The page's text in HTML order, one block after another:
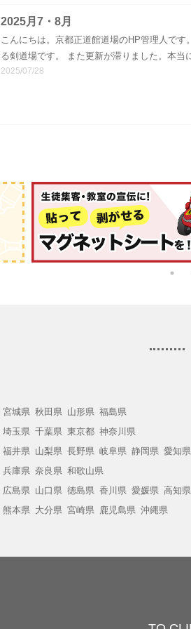
2025月7・8月
こんにちは。京都正道館道場のHP管理人で
る剣道場です。 また更新が滞りました。本
2025/07/28
宮城県 秋田県 山形県 福島県
埼玉県 千葉県 東京都 神奈川県
福井県 山梨県 長野県 岐阜県 静岡県 愛知県
兵庫県 奈良県 和歌山県
広島県 山口県 徳島県 香川県 愛媛県 高知県
熊本県 大分県 宮崎県 鹿児島県 沖縄県